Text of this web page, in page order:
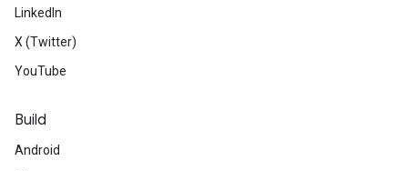
LinkedIn
X (Twitter)
YouTube
Build
Android